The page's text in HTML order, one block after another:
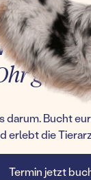
euch
darum. Bucht
erlebt die
Termin jetzt